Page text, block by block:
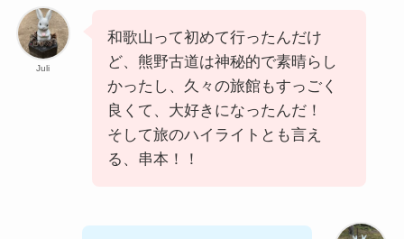
Juli
和歌山って初めて行ったんだけ
ど、熊野古道は神秘的で素晴らし
かったし、久々の旅館もすっごく
良くて、大好きになったんだ！
そして旅のハイライトとも言え
る、串本！！